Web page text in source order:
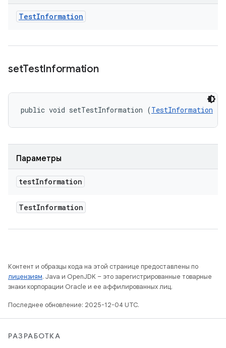
TestInformation
setTestInformation
public void setTestInformation (TestInformation
Параметры
testInformation
TestInformation
Контент и образцы кода на этой странице предоставлены по
лицензиям. Java и OpenJDK – это зарегистрированные товарные
знаки корпорации Oracle и ее аффилированных лиц.
Последнее обновление: 2025-12-04 UTC.
РАЗРАБОТКА